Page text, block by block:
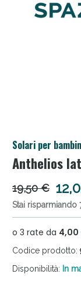
Solari per
Anthelios
19,50 €
Stai risparmiando
Codice prodotto:
Disponibilità: In
Salini e